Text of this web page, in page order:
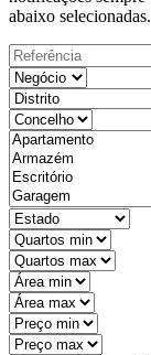
abaixo selecionadas.